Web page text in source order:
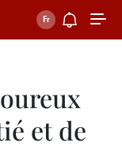
et de